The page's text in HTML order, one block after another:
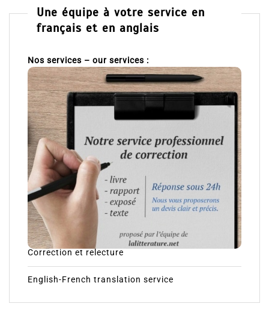
Une équipe à votre service en
français et en anglais
Nos services – our services :
Correction et relecture
English-French translation service